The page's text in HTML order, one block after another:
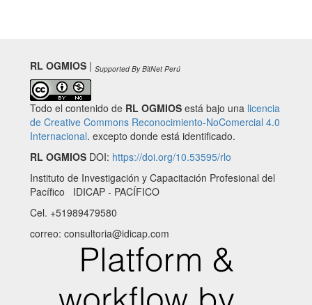
RL OGMIOS | Supported By BitNet Perú
Todo el contenido de RL OGMIOS está bajo una licencia
de Creative Commons Reconocimiento-NoComercial 4.0
Internacional. excepto donde está identificado.
RL OGMIOS DOI: https://doi.org/10.53595/rlo
Instituto de Investigación y Capacitación Profesional del
Pacífico IDICAP - PACÍFICO
Cel. +51989479580
correo: consultoria@idicap.com